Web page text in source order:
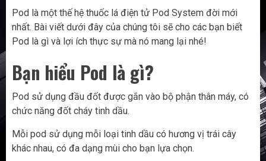
Pod là một thế hệ thuốc lá điện tử Pod System đời mới
nhất. Bài viết dưới đây của chúng tôi sẽ cho các bạn biết
Pod là gì và lợi ích thực sự mà nó mang lại nhé!
Bạn hiểu Pod là gì?
Pod sử dụng đầu đốt được gắn vào bộ phận thân máy, có
chức năng đốt cháy tinh dầu.
Mỗi pod sử dụng mỗi loại tinh dầu có hương vị trái cây
khác nhau, có đa dạng mùi cho bạn lựa chọn.